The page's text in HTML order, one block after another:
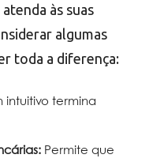
às suas
algumas
toda a diferença:
intuitivo termina
Permite que